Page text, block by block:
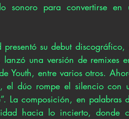
sonoro para convertirse en
su debut discográfico,
una versión de remixes
Youth, entre varios otros.
el dúo rompe el silencio con
La composición, en palabras
hacia lo incierto, donde